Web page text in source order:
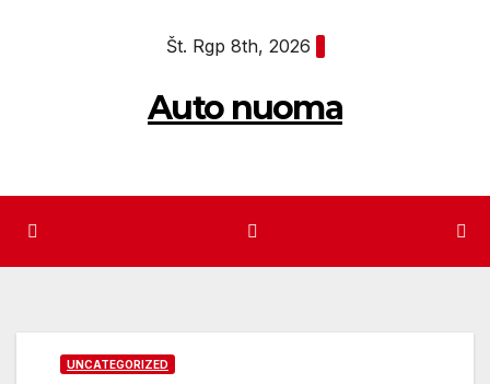
Št. Rgp 8th, 2026
Auto nuoma
UNCATEGORIZED